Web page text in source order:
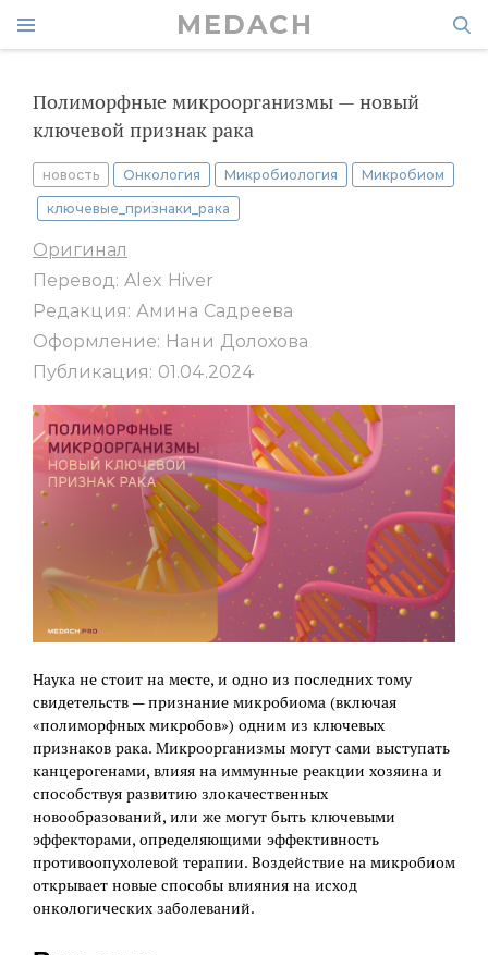
MEDACH
Полиморфные микроорганизмы — новый
ключевой признак рака
новость Онкология Микробиология Микробиом
ключевые_признаки_рака
Оригинал
Перевод: Alex Hiver
Редакция: Амина Садреева
Оформление: Нани Долохова
Публикация: 01.04.2024
Наука не стоит на месте, и одно из последних тому
свидетельств — признание микробиома (включая
«полиморфных микробов») одним из ключевых
признаков рака. Микроорганизмы могут сами выступать
канцерогенами, влияя на иммунные реакции хозяина и
способствуя развитию злокачественных
новообразований, или же могут быть ключевыми
эффекторами, определяющими эффективность
противоопухолевой терапии. Воздействие на микробиом
открывает новые способы влияния на исход
онкологических заболеваний.